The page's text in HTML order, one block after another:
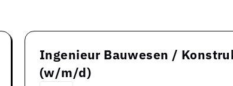
Ingenieur Bauwesen /
(w/m/d)